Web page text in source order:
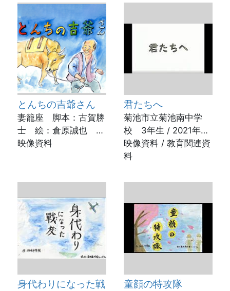
とんちの吉爺さん
妻籠座 脚本：古賀勝
士 絵：倉原誠也 実
演：佐々木晶子
映像資料
君たちへ
菊池市立菊池南中学
校 3年生 / 2021年8
月
映像資料 / 教育関連資
料
身代わりになった戦
童顔の特攻隊